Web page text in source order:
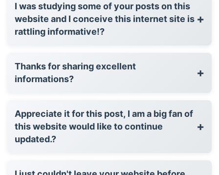
I was studying some of your posts on this
website and I conceive this internet site is
rattling informative!?
+
Thanks for sharing excellent
informations?
+
Appreciate it for this post, I am a big fan of
this website would like to continue
updated.?
+